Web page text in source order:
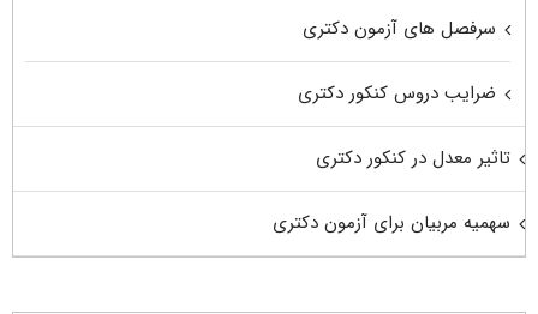
سرفصل های آزمون دکتری
ضرایب دروس کنکور دکتری
تاثیر معدل در کنکور دکتری
سهمیه مربیان برای آزمون دکتری